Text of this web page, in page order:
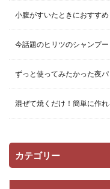
小腹がすいたときにおすす
今話題のヒリツのシャンプ
ずっと使ってみたかった夜パ
混ぜて焼くだけ！簡単に作
カテゴリー